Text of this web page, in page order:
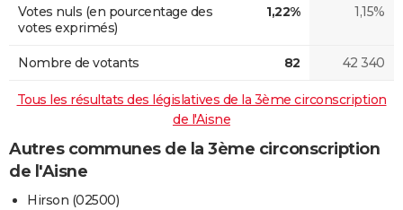
Votes nuls (en pourcentage des
votes exprimés)
1,22% 1,15%
Nombre de votants 82 42 340
Tous les résultats des législatives de la 3ème circonscription
de l'Aisne
Autres communes de la 3ème circonscription
de l'Aisne
Hirson (02500)